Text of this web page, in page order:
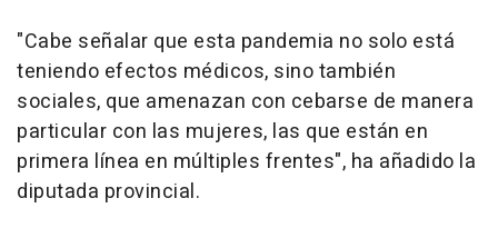
"Cabe señalar que esta pandemia no solo está
teniendo efectos médicos, sino también
sociales, que amenazan con cebarse de manera
particular con las mujeres, las que están en
primera línea en múltiples frentes", ha añadido la
diputada provincial.